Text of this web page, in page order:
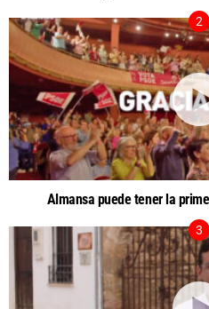
Almansa puede tener la